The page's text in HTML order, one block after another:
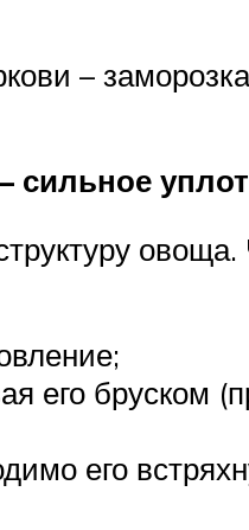
–
сильное
его бруском
его